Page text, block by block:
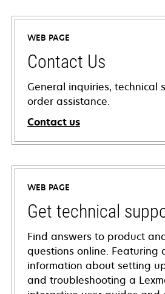
WEB PAGE
Contact Us
General inquiries, technical
order assistance.
Contact us
WEB PAGE
Get technical
Find answers to product
questions online. Featuring
information about setting
and troubleshooting a